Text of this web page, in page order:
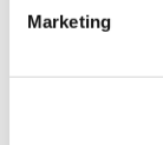
Marketing
2025 (158)